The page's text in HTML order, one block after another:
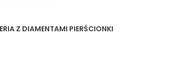
Z DIAMENTAMI PIERŚCIONKI